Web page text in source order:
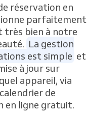
réservation en
parfaitement
très bien à notre
La gestion
est simple et
à jour sur
appareil, via
de
en ligne gratuit.